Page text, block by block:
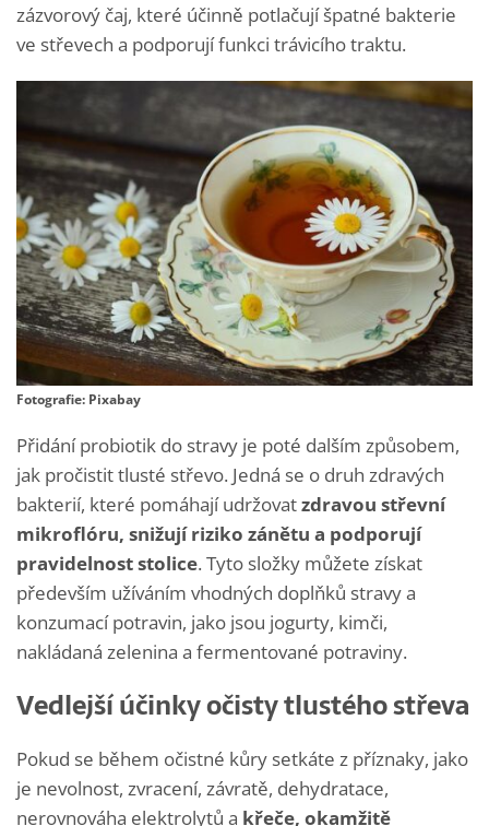
zázvorový čaj, které účinně potlačují špatné bakterie
ve střevech a podporují funkci trávicího traktu.
Fotografie: Pixabay
Přidání probiotik do stravy je poté dalším způsobem,
jak pročistit tlusté střevo. Jedná se o druh zdravých
bakterií, které pomáhají udržovatzdravou střevní
mikroflóru, snižují riziko zánětu a podporují
pravidelnost stolice. Tyto složky můžete získat
především užíváním vhodných doplňků stravy a
konzumací potravin, jako jsou jogurty, kimči,
nakládaná zelenina a fermentované potraviny.
Vedlejší účinky očisty tlustého střeva
Pokud se během očistné kůry setkáte z příznaky, jako
je nevolnost, zvracení, závratě, dehydratace,
nerovnováha elektrolytů a křeče, okamžitě